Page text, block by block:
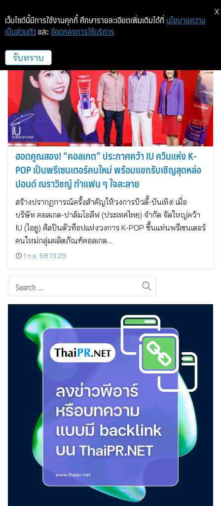
คอลเกต-ปาล์มโอลีฟ (ประเทศไทย)
ฮอตคูณสอง! “คอลเกต” ประกาศคว้า IU ควีนแห่ง K-
POP เป็นพรีเซนเตอร์คนใหม่ พร้อมแขกรับเชิญสุดหล่อ
ปอนด์ ณราวิชญ์ ทำแฟน ๆ ใจละลาย
สร้างปรากฏการณ์ครั้งสำคัญให้วงการบิวตี้-บันเทิง! เมื่อ
บริษัท คอลเกต-ปาล์มโอลีฟ (ประเทศไทย) จำกัด จัดใหญ่คว้า
IU (ไอยู) ศิลปินตัวท็อปแห่งวงการ K-POP ขึ้นแท่นพรีเซนเตอร์
คนใหม่กลุ่มผลิตภัณฑ์คอลเกต…
1 ก.ย. 68 13:29
เว็บไซต์นี้มีการใช้งานคุกกี้ ศึกษารายละเอียดเพิ่มเติมได้ที่ นโยบายความ
เป็นส่วนตัว และ ข้อตกลงการใช้บริการ
รับทราบ
X